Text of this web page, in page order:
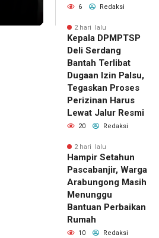
6 Redaksi
2 hari lalu
Kepala DPMPTSP
Deli Serdang
Bantah Terlibat
Dugaan Izin Palsu,
Tegaskan Proses
Perizinan Harus
Lewat Jalur Resmi
20 Redaksi
2 hari lalu
Hampir Setahun
Pascabanjir, Warga
Arabungong Masih
Menunggu
Bantuan Perbaikan
Rumah
10 Redaksi